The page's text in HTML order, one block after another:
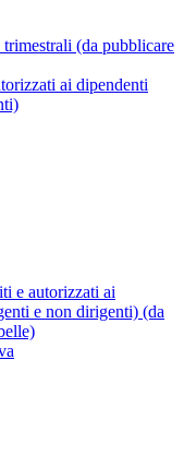
trimestrali (da pubblicare
ai dipendenti
e autorizzati ai
e non dirigenti) (da